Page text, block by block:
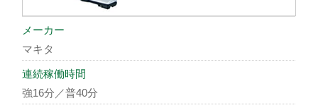
メーカー
マキタ
連続稼働時間
強16分／普40分